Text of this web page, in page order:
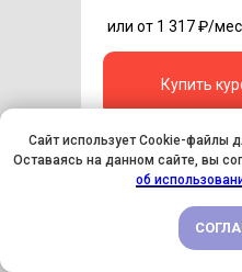
или от 1 317 ₽/
Купить
А если есть
У НАС ДЕНЬ РОЖДЕНИЯ!
Сайт использует Cookie-файлы
Оставаясь на данном сайте, вы
об